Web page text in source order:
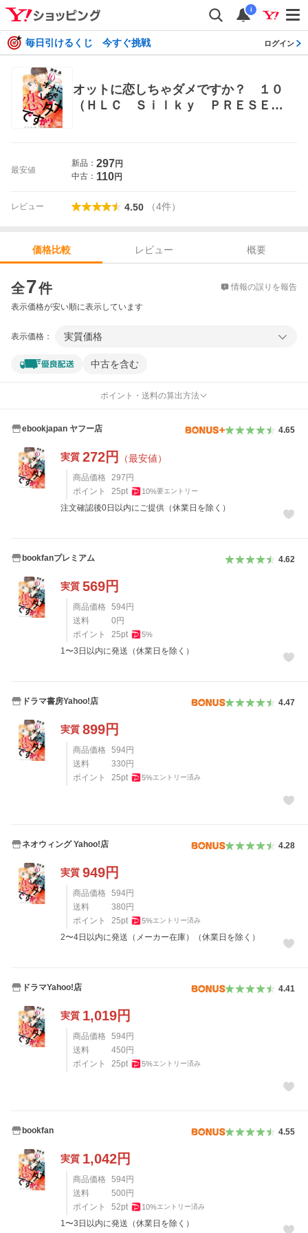
i
毎日引けるくじ 今すぐ挑戦 ログイン
オットに恋しちゃダメですか？ １０
（ＨＬＣ Ｓｉｌｋｙ ＰＲＥＳＥＮ
最安値
新品： 297円
中古： 110円
レビュー 4.50 （4件）
価格比較 レビュー
概要
全7件 情報の誤りを報告
表示価格が安い順に表示しています
表示価格： 実質価格
中古を含む
ポイント・送料の算出方法
ebookjapan ヤフー店 4.65
実質 272円 （最安値）
商品価格 297 円
ポイント
25pt 10%要エントリー
注文確認後0日以内にご提供（休業日を除く）
bookfanプレミアム 4.62
実質 569円
商品価格 594円
送料
0 円
ポイント
25pt 5%
1〜3日以内に発送（休業日を除く）
ドラマ書房Yahoo!店 4.47
実質 899円
商品価格 594円
送料
330 円
ポイント
25pt 5%エントリー済み
ネオウィング Yahoo!店 4.28
実質 949円
商品価格 594円
送料
380 円
ポイント
25pt 5%エントリー済み
2〜4日以内に発送（メーカー在庫）（休業日を除く）
ドラマYahoo!店 4.41
実質 1,019円
商品価格 594円
送料
450 円
ポイント
25pt 5%エントリー済み
bookfan 4.55
実質 1,042円
商品価格 594円
送料
500 円
ポイント
52pt 10%エントリー済み
1〜3日以内に発送（休業日を除く）